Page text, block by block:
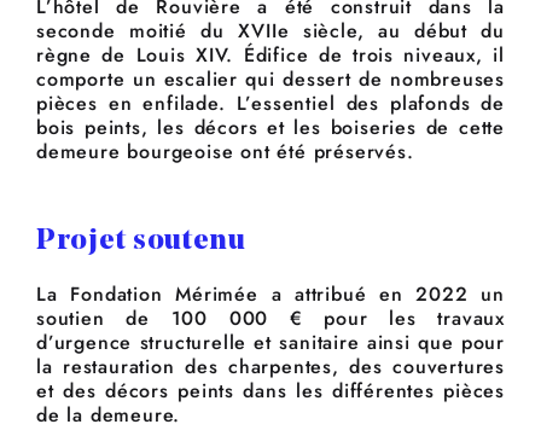
L’hôtel de Rouvière a été construit dans la
seconde moitié du XVIIe siècle, au début du
règne de Louis XIV. Édifice de trois niveaux, il
comporte un escalier qui dessert de nombreuses
pièces en enfilade. L’essentiel des plafonds de
bois peints, les décors et les boiseries de cette
demeure bourgeoise ont été préservés.
Projet soutenu
La Fondation Mérimée a attribué en 2022 un
soutien de 100 000 € pour les travaux
d’urgence structurelle et sanitaire ainsi que pour
la restauration des charpentes, des couvertures
et des décors peints dans les différentes pièces
de la demeure.